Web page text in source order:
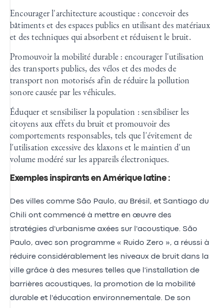
Encourager l'architecture acoustique : concevoir des
bâtiments et des espaces publics en utilisant des matériaux
et des techniques qui absorbent et réduisent le bruit.
Promouvoir la mobilité durable : encourager l'utilisation
des transports publics, des vélos et des modes de
transport non motorisés afin de réduire la pollution
sonore causée par les véhicules.
Éduquer et sensibiliser la population : sensibiliser les
citoyens aux effets du bruit et promouvoir des
comportements responsables, tels que l'évitement de
l'utilisation excessive des klaxons et le maintien d'un
volume modéré sur les appareils électroniques.
Exemples inspirants en Amérique latine :
Des villes comme São Paulo, au Brésil, et Santiago du
Chili ont commencé à mettre en œuvre des
stratégies d'urbanisme axées sur l'acoustique. São
Paulo, avec son programme « Ruido Zero », a réussi à
réduire considérablement les niveaux de bruit dans la
ville grâce à des mesures telles que l'installation de
barrières acoustiques, la promotion de la mobilité
durable et l'éducation environnementale. De son